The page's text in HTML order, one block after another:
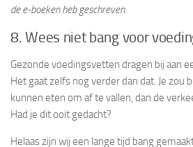
de e-boeken heb geschreven.
8. Wees niet bang voor
Gezonde voedingsvetten dragen bij aan
Het gaat zelfs nog verder dan dat. Je zou
kunnen eten om af te vallen, dan de
Had je dit ooit gedacht?
Helaas zijn wij een lange tijd bang